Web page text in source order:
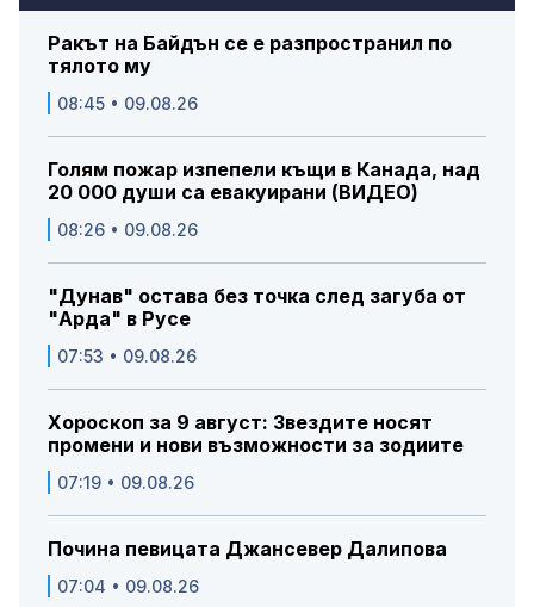
Ракът на Байдън се е разпространил по
тялото му
08:45 • 09.08.26
Голям пожар изпепели къщи в Канада, над
20 000 души са евакуирани (ВИДЕО)
08:26 • 09.08.26
"Дунав" остава без точка след загуба от
"Арда" в Русе
07:53 • 09.08.26
Хороскоп за 9 август: Звездите носят
промени и нови възможности за зодиите
07:19 • 09.08.26
Почина певицата Джансевер Далипова
07:04 • 09.08.26